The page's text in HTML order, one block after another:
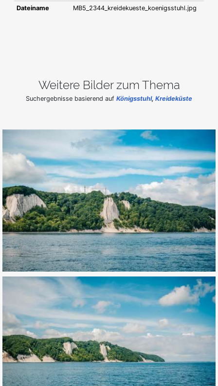
Dateiname
MB5_2344_kreidekueste_koenigsstuhl.jpg
Weitere Bilder zum Thema
Suchergebnisse basierend auf Königsstuhl, Kreideküste